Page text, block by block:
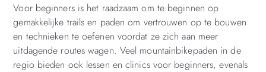
Voor beginners is het raadzaam om te beginnen op
gemakkelijke trails en paden om vertrouwen op te bouwen
en technieken te oefenen voordat ze zich aan meer
uitdagende routes wagen. Veel mountainbikepaden in de
regio bieden ook lessen en clinics voor beginners, evenals